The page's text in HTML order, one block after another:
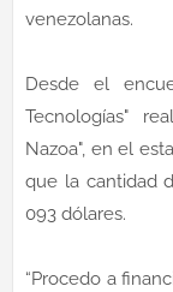
venezolanas.
Desde el
Tecnologías"
Nazoa", en el
que la cantidad
093 dólares.
“Procedo a